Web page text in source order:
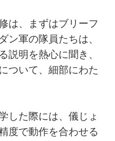
は、まずはブリーフ
ン軍の隊員たちは、
説明を熱心に聞き、
ついて、細部にわた
した際には、儀じょ
度で動作を合わせる